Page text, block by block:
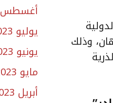
وذلك
الذرية
أغسطس 2023
يوليو 2023
يونيو 2023
مايو 2023
أبريل 2023